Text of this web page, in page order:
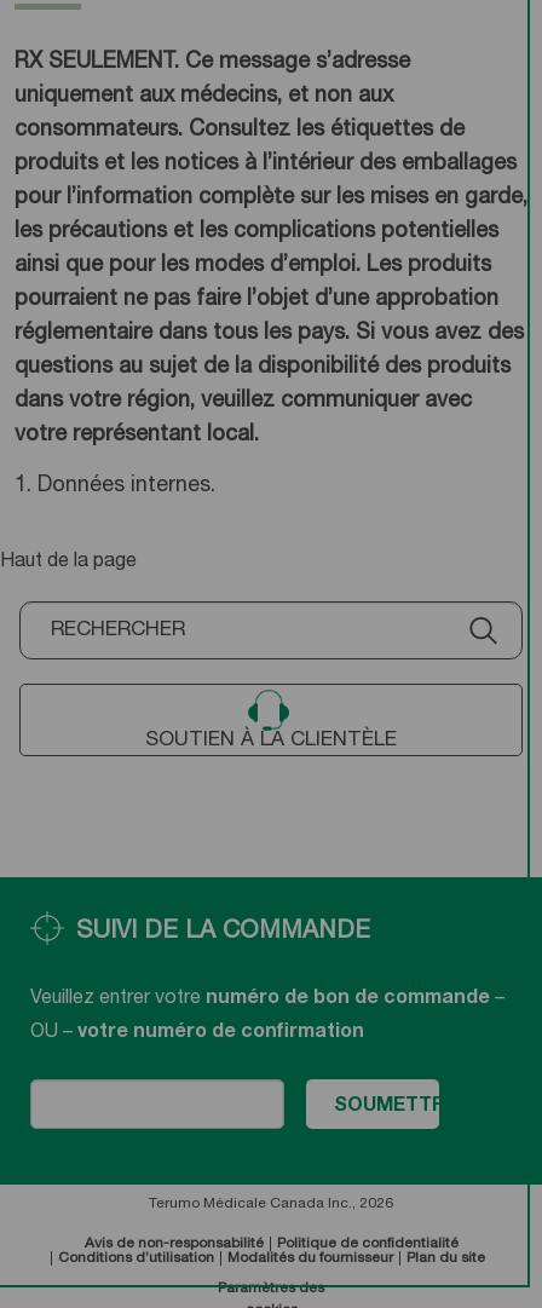
RX SEULEMENT. Ce message s’adresse
uniquement aux médecins, et non aux
consommateurs. Consultez les étiquettes de
produits et les notices à l’intérieur des emballages
pour l’information complète sur les mises en garde,
les précautions et les complications potentielles
ainsi que pour les modes d’emploi. Les produits
pourraient ne pas faire l’objet d’une approbation
réglementaire dans tous les pays. Si vous avez des
questions au sujet de la disponibilité des produits
dans votre région, veuillez communiquer avec
votre représentant local.
1. Données internes.
Haut de la page
SOUTIEN À LA CLIENTÈLE
SUIVI DE LA COMMANDE
Veuillez entrer votre numéro de bon de commande –
OU – votre numéro de confirmation
Terumo Médicale Canada Inc., 2026
Avis de non-responsabilité
Politique de confidentialité
Conditions d’utilisation
Modalités du fournisseur Plan du site
Paramètres des